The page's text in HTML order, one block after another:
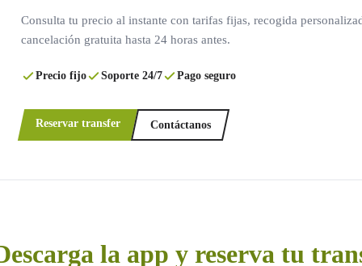
Consulta tu precio al instante con tarifas fijas, recogida
cancelación gratuita hasta 24 horas antes.
Precio fijo Soporte 24/7 Pago seguro
Reservar transfer Contáctanos
la app y reserva tu